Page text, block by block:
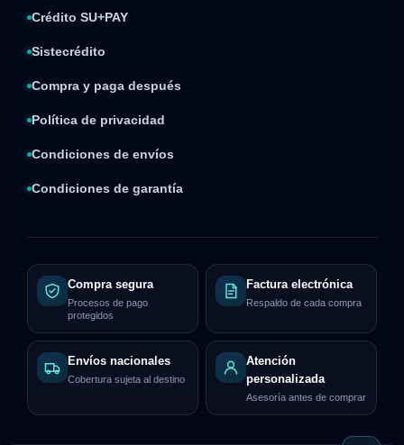
Crédito SU+PAY
Sistecrédito
Compra y paga después
Política de privacidad
Condiciones de envíos
Condiciones de garantía
Compra segura
Procesos de pago
protegidos
Factura electrónica
Respaldo de cada compra
Envíos nacionales
Cobertura sujeta al destino
Atención
personalizada
Asesoría antes de comprar